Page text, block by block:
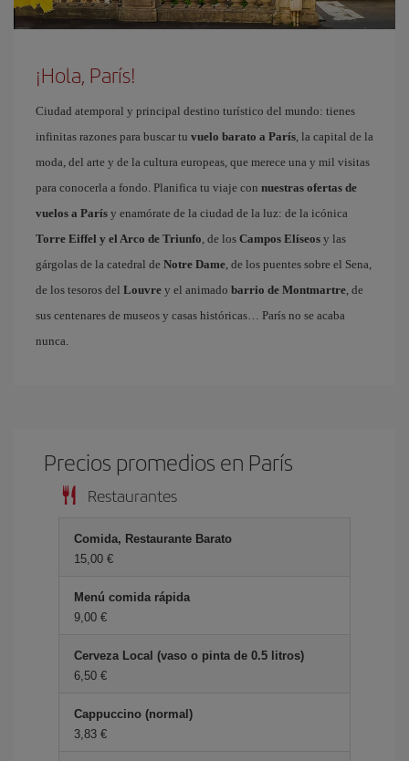
¡Hola, París!
Ciudad atemporal y principal destino turístico del mundo: tienes
infinitas razones para buscar tu vuelo barato a París, la capital de la
moda, del arte y de la cultura europeas, que merece una y mil visitas
para conocerla a fondo. Planifica tu viaje con nuestras ofertas de
vuelos a París y enamórate de la ciudad de la luz: de la icónica
Torre Eiffel y el Arco de Triunfo, de los Campos Elíseos y las
gárgolas de la catedral de Notre Dame, de los puentes sobre el Sena,
de los tesoros del Louvre y el animado barrio de Montmartre, de
sus centenares de museos y casas históricas… París no se acaba
nunca.
Precios promedios en París
Restaurantes
Comida, Restaurante Barato
15,00 €
Menú comida rápida
9,00 €
Cerveza Local (vaso o pinta de 0.5 litros)
6,50 €
Cappuccino (normal)
3,83 €